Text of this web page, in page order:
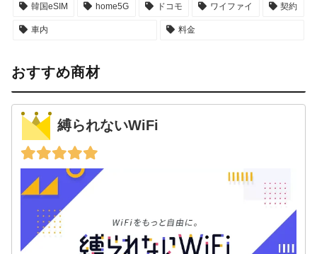
韓国eSIM home5G ドコモ ワイファイ 契約
車内 料金
おすすめ商材
縛られないWiFi